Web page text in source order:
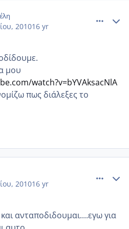
201016 yr
μου
watch?v=bYVAksacNlA
πως διάλεξες το
201016 yr
ανταποδιδουμαι....εγω για